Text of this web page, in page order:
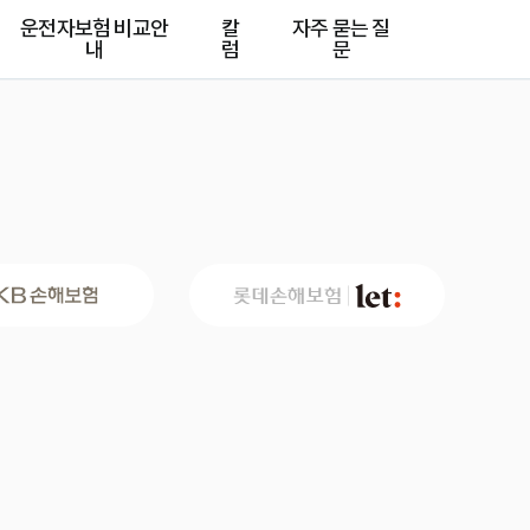
운전자보험 비교안
내
칼
럼
자주 묻는 질
문